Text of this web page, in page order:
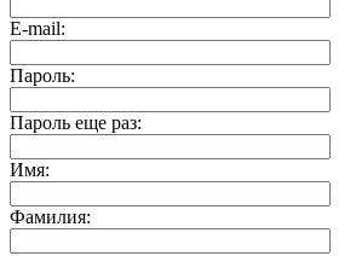
E-mail:
Пароль:
Пароль еще раз:
Имя:
Фамилия: